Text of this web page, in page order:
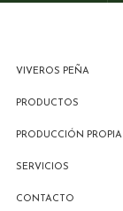
VIVEROS PEÑA
PRODUCTOS
PRODUCCIÓN PROPIA
SERVICIOS
CONTACTO